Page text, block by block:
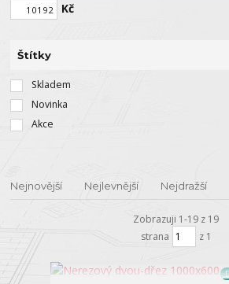
Kč
Štítky
Skladem
Novinka
Akce
Nejnovější Nejlevnější Nejdražší
Zobrazuji 1-19 z 19
strana
z 1